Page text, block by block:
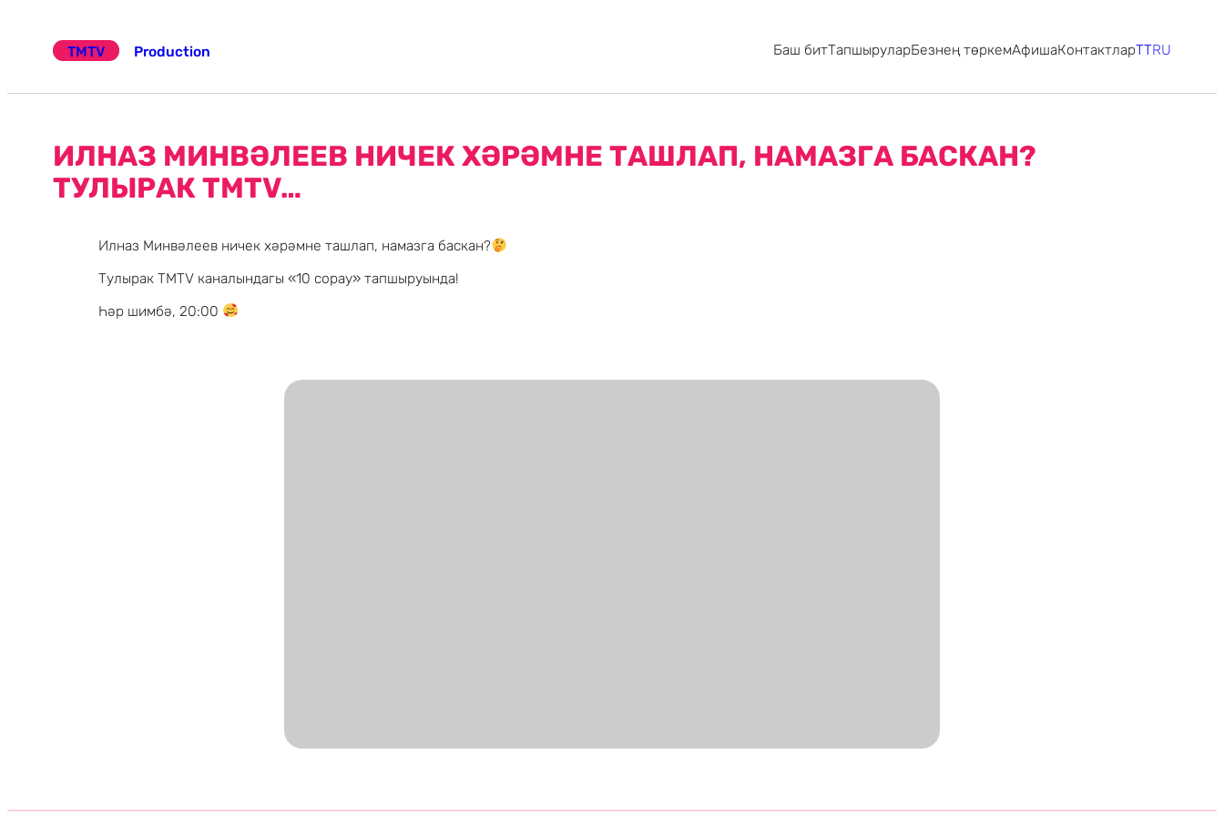
TMTV
Production Баш битТапшыруларБезнең төркемАфишаКонтактларTTRU
ИЛНАЗ МИНВӘЛЕЕВ НИЧЕК ХӘРӘМНЕ ТАШЛАП, НАМАЗГА БАСКАН?
ТУЛЫРАК TMTV…
Илназ Минвәлеев ничек хәрәмне ташлап, намазга баскан?
Тулырак TMTV каналындагы «10 сорау» тапшыруында!
Һәр шимбә, 20:00